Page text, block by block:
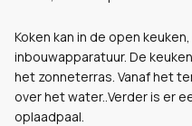
Koken kan in de open
inbouwapparatuur. De
het zonneterras. Vanaf het
over het water..Verder is er
oplaadpaal.